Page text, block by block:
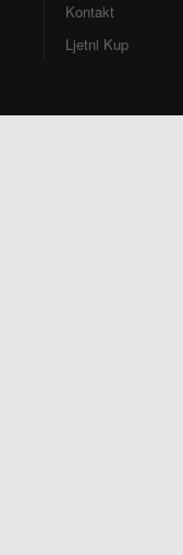
Kontakt
Ljetni Kup